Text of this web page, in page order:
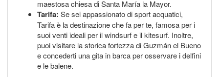
maestosa chiesa di Santa María la Mayor.
Tarifa: Se sei appassionato di sport acquatici,
Tarifa è la destinazione che fa per te, famosa per i
suoi venti ideali per il windsurf e il kitesurf. Inoltre,
puoi visitare la storica fortezza di Guzmán el Bueno
e concederti una gita in barca per osservare i delfini
e le balene.